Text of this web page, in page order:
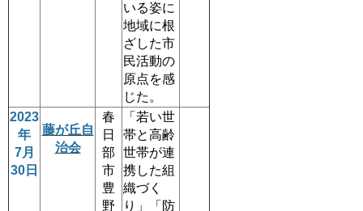
いる姿に
地域に根
ざした市
民活動の
原点を感
じた。
2023
年
7月
30日
藤が丘自
治会
春
日
部
市
豊
野
「若い世
帯と高齢
世帯が連
携した組
織づく
り」「防